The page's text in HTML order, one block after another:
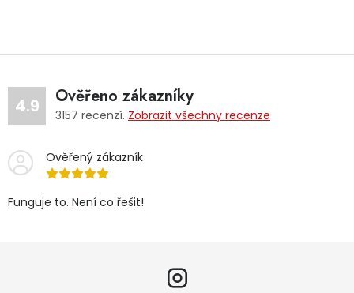
4.9 Ověřeno zákazníky
3157 recenzí. Zobrazit všechny recenze
Ověřený zákazník
Funguje to. Není co řešit!